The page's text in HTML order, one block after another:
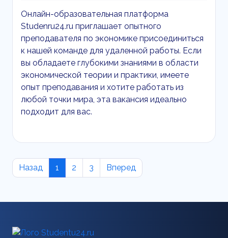
Онлайн-образовательная платформа
Studenru24.ru приглашает опытного
преподавателя по экономике присоединиться
к нашей команде для удаленной работы. Если
вы обладаете глубокими знаниями в области
экономической теории и практики, имеете
опыт преподавания и хотите работать из
любой точки мира, эта вакансия идеально
подходит для вас.
Назад 1 2 3 Вперед